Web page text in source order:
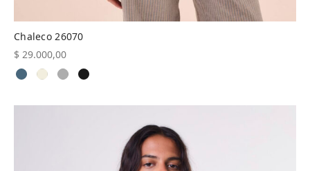
Chaleco 26070
$ 29.000,00